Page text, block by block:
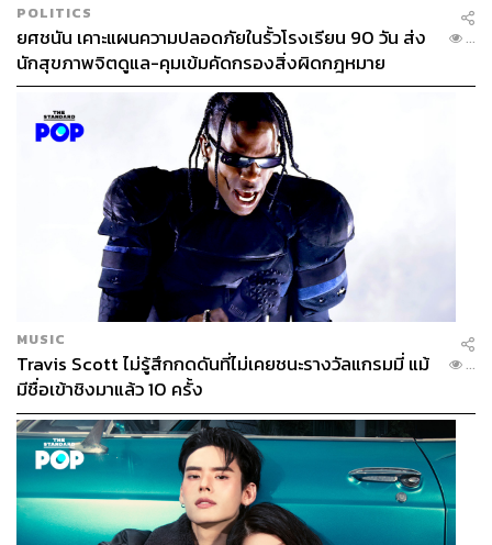
POLITICS
ยศชนัน เคาะแผนความปลอดภัยในรั้วโรงเรียน 90 วัน ส่ง
นักสุขภาพจิตดูแล-คุมเข้มคัดกรองสิ่งผิดกฎหมาย
...
MUSIC
Travis Scott ไม่รู้สึกกดดันที่ไม่เคยชนะรางวัลแกรมมี่ แม้
มีชื่อเข้าชิงมาแล้ว 10 ครั้ง
...